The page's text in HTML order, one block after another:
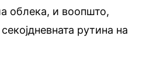
облека, и воопшто,
рутина на